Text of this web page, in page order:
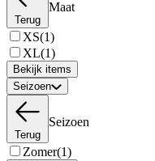
Terug
Maat
XS(1)
XL(1)
Bekijk items
Seizoen
Terug
Seizoen
Zomer(1)